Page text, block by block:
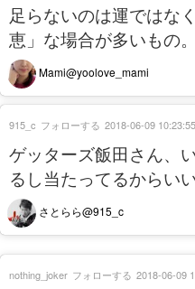
足らないのは運ではな
恵」な場合が多いもの
Mami@yoolove_mami
ゲッターズ飯田さん、
るし当たってるからい
さとらら@915_c
915_c フォローする 2018-06-09 10:23:55
nothing_joker フォローする 2018-06-09